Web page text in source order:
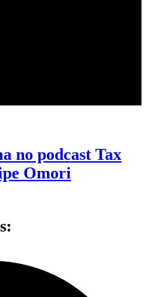
no podcast Tax
Omori